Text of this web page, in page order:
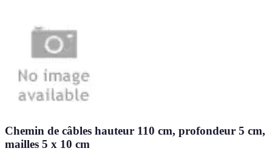
Chemin de câbles hauteur 110 cm, profondeur 5 cm,
mailles 5 x 10 cm